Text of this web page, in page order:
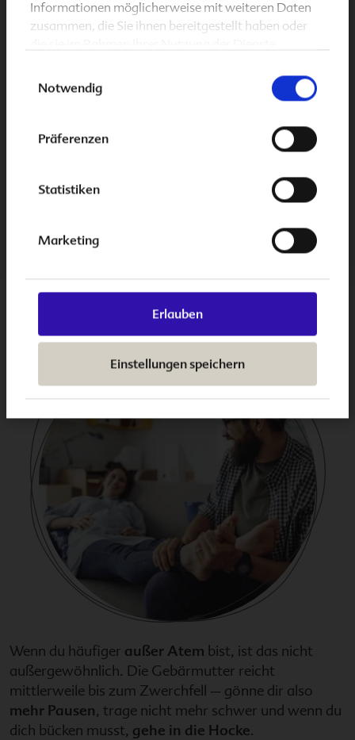
Informationen möglicherweise mit weiteren Daten
zusammen, die Sie ihnen bereitgestellt haben oder
Notwendig
Präferenzen
Statistiken
Marketing
Erlauben
Einstellungen speichern
Natürlich können dich auch in dieser Zeit
Sodbrennen und Rückenschmerzen. Auch
Schlaflosigkeit und Schlafprobleme machen sich
Babybauch stören nachts immer häufiger.
Allgemein schränkt der Babybauch alltägliche
Bewegungen mehr und mehr ein. Nun wird selbst das
Herausforderung.
Unser Tipp:Schuhe zum Rein- und Rausschlüpfen
ersparen dir viel Kraft!
Wenn du häufiger außer Atem bist, ist das nicht
außergewöhnlich. Die Gebärmutter reicht
mittlerweile bis zum Zwerchfell – gönne dir also
mehr Pausen, trage nicht mehr schwer und wenn du
dich bücken musst, gehe in die Hocke.
Entdecke jetzt
für die
sowie hochwertigem DHA aus pflanzlichem Algenöl.